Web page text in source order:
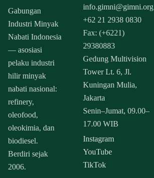
Gabungan
Industri Minyak
Nabati Indonesia
— asosiasi
pelaku industri
hilir minyak
nabati nasional:
refinery,
oleofood,
oleokimia, dan
biodiesel.
Berdiri sejak
2006.
info.gimni@gimni.org
+62 21 2938 0830
Fax: (+6221)
29380883
Gedung Multivision
Tower Lt. 6, Jl.
Kuningan Mulia,
Jakarta
Senin–Jumat, 09.00–
17.00 WIB
Instagram
YouTube
TikTok